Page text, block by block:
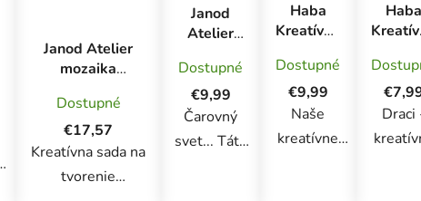
Janod Atelier
mozaika
Maxi 4+
Dostupné
€17,57
Kreatívna sada na
tvorenie
Janod
Atelier
sada Mini
Víly
Trblietavé
piesky
Dostupné
€9,99
Čarovný
svet... Táto
Haba
Kreatívna
Okenný
obrázok
Lietajúci
šarkan
Dostupné
€9,99
Naše
kreatívne
Haba
Koláž
Draci